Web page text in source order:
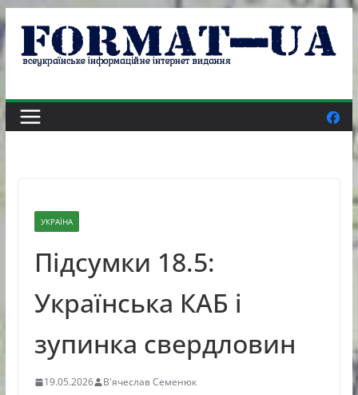
Skip
to
content
УКРАЇНА
Підсумки 18.5:
Українська КАБ і
зупинка свердловин
19.05.2026 В'ячеслав Семенюк